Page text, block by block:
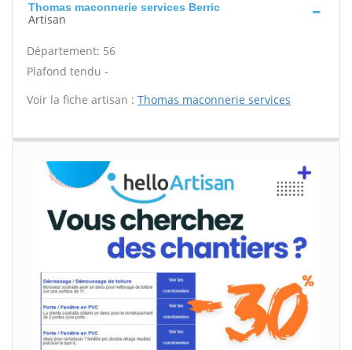
Thomas maconnerie services Berric
Artisan
Département: 56
Plafond tendu -
Voir la fiche artisan : Thomas maconnerie services